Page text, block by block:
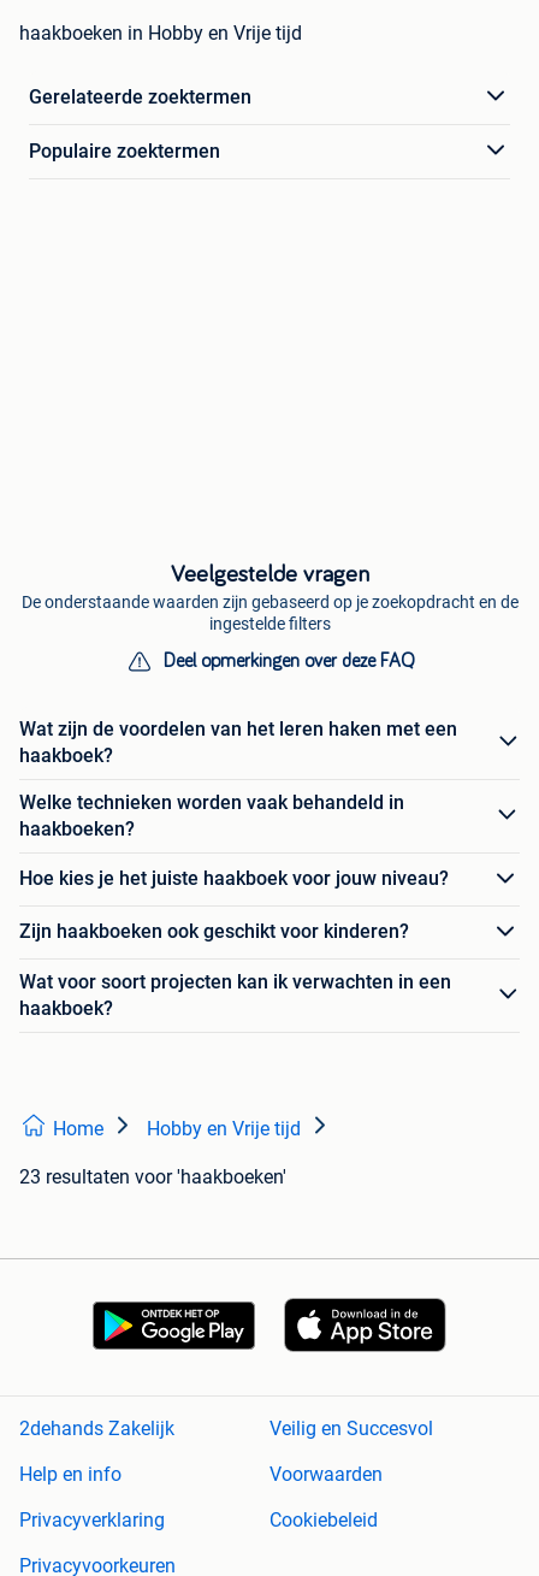
haakboeken in Hobby en Vrije tijd
Gerelateerde zoektermen
Populaire zoektermen
Veelgestelde vragen
De onderstaande waarden zijn gebaseerd op je zoekopdracht en de
ingestelde filters
Deel opmerkingen over deze FAQ
Wat zijn de voordelen van het leren haken met een
haakboek?
Welke technieken worden vaak behandeld in
haakboeken?
Hoe kies je het juiste haakboek voor jouw niveau?
Zijn haakboeken ook geschikt voor kinderen?
Wat voor soort projecten kan ik verwachten in een
haakboek?
Home Hobby en Vrije tijd
23 resultaten voor 'haakboeken'
2dehands Zakelijk
Veilig en Succesvol
Help en info
Voorwaarden
Privacyverklaring
Cookiebeleid
Privacyvoorkeuren